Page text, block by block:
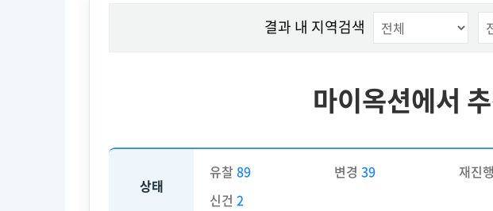
결과 내 지역검색
마이옥션에서
상태
유찰 89 변경39 재진행
신건 2